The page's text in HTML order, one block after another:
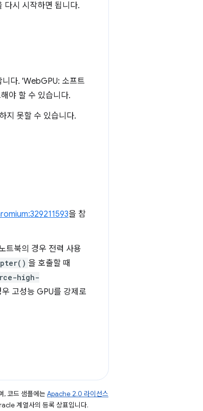
다시 시작하면 됩니다.
다. 'WebGPU: 소프트
야 할 수 있습니다.
지 못할 수 있습니다.
을 참
트북의 경우 전력 사용
을 호출할 때
high-
고성능 GPU를 강제로
, 코드 샘플에는 Apache 2.0 라이선스
계열사의 등록 상표입니다.